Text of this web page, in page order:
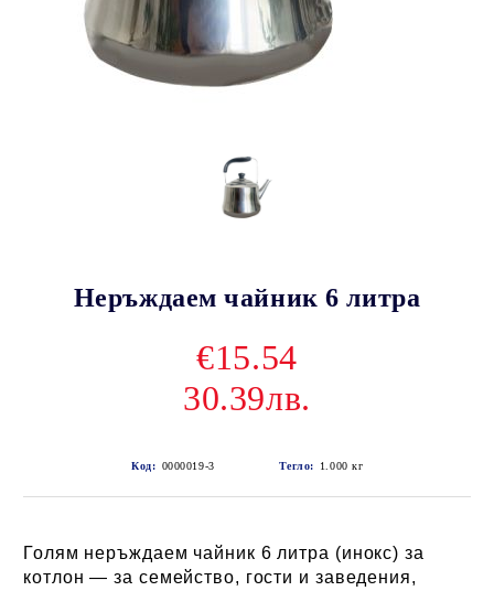
Неръждаем чайник 6 литра
€15.54
30.39лв.
Код: 0000019-3 Тегло: 1.000 кг
Голям неръждаем чайник 6 литра (инокс) за
котлон — за семейство, гости и заведения,